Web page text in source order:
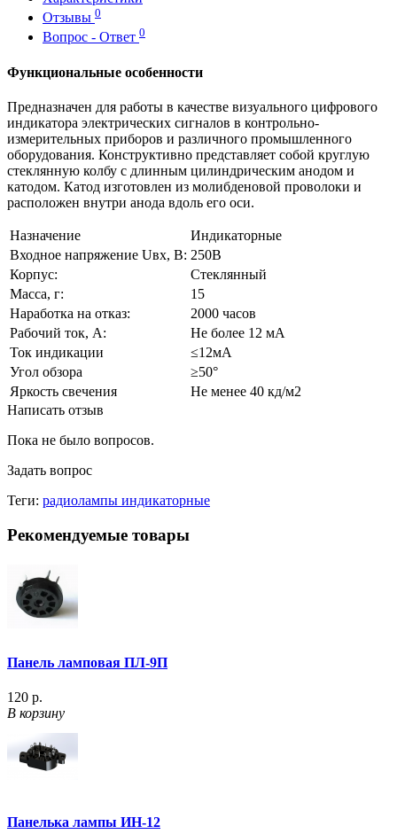
Отзывы 0
Вопрос - Ответ 0
Функциональные особенности
Предназначен для работы в качестве визуального цифрового
индикатора электрических сигналов в контрольно-
измерительных приборов и различного промышленного
оборудования. Конструктивно представляет собой круглую
стеклянную колбу с длинным цилиндрическим анодом и
катодом. Катод изготовлен из молибденовой проволоки и
расположен внутри анода вдоль его оси.
Назначение
Индикаторные
Входное напряжение Uвх, В: 250В
Корпус:
Стеклянный
Масса, г:
15
Наработка на отказ:
2000 часов
Рабочий ток, А:
Не более 12 мА
Ток индикации
≤12мА
Угол обзора
≥50°
Яркость свечения
Не менее 40 кд/м2
Написать отзыв
Пока не было вопросов.
Задать вопрос
Теги: радиолампы индикаторные
Рекомендуемые товары
Панель ламповая ПЛ-9П
120 р.
В корзину
Панелька лампы ИН-12